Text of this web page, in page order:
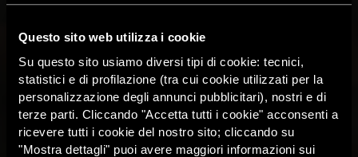
Questo sito web utilizza i cookie
Su questo sito usiamo diversi tipi di cookie: tecnici,
statistici e di profilazione (tra cui cookie utilizzati per la
personalizzazione degli annunci pubblicitari), nostri e di
terze parti. Cliccando "Accetta tutti i cookie" acconsenti a
ricevere tutti i cookie del nostro sito; cliccando su
"Mostra dettagli" puoi avere maggiori informazioni sui